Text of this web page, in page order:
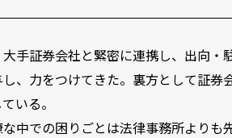
手証券会社と緊密に連携し、出向・
、力をつけてきた。裏方として証券
いる。
中での困りごとは法律事務所よりも